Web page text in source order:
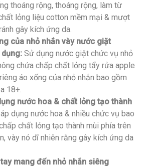
thoáng rộng, thoáng rộng, làm từ
lỏng liệu cotton mềm mại & mượt
gây kích ứng da.
của nhỏ nhắn vày nước giặt
Sử dụng nước giặt chức vụ nhỏ
chứa chấp chất lỏng tẩy rửa apple
áo xống của nhỏ nhắn bao gồm
18+.
nước hoa & chất lỏng tạo thành
dụng nước hoa & nhiều chức vụ bao
chất lỏng tạo thành mùi phía trên
vày nó dĩ nhiên rằng gây kích ứng da
mang đến nhỏ nhắn siêng